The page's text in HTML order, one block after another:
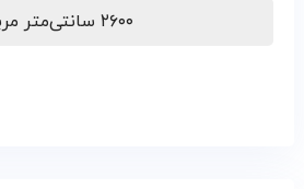
۲۶۰۰ سانتی‌متر مربع